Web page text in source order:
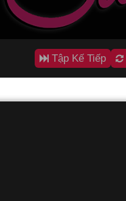
Tập Kế Tiếp